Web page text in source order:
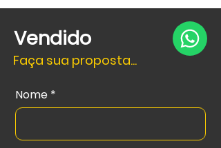
Vendido
Faça sua proposta...
Nome